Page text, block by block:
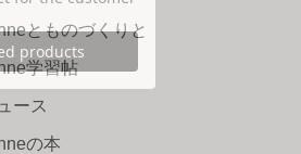
とものづくりと
学習帖
ース
の本